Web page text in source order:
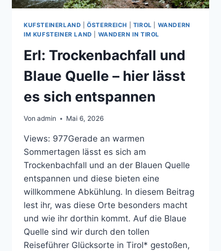
KUFSTEINERLAND |ÖSTERREICH TIROL
WANDERN
IM KUFSTEINER LAND
WANDERN IN TIROL
Erl: Trockenbachfall und
Blaue Quelle – hier lässt
es sich entspannen
Von admin Mai 6, 2026
Views: 977Gerade an warmen
Sommertagen lässt es sich am
Trockenbachfall und an der Blauen Quelle
entspannen und diese bieten eine
willkommene Abkühlung. In diesem Beitrag
lest ihr, was diese Orte besonders macht
und wie ihr dorthin kommt. Auf die Blaue
Quelle sind wir durch den tollen
Reiseführer Glücksorte in Tirol* gestoßen,